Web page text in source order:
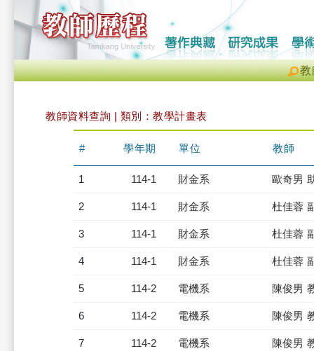
教
教師資料查詢 | 類別：教學計畫表
# 學年期 單位 教師
1 114-1 財金系 歐奇男
2 114-1 財金系 杜佳蓉
3 114-1 財金系 杜佳蓉
4 114-1 財金系 杜佳蓉
5 114-2 電機系 陳俊男
6 114-2 電機系 陳俊男
7 114-2 電機系 陳俊男